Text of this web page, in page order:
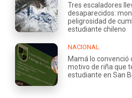
Tres escaladores
desaparecidos:
peligrosidad de
estudiante chileno
NACIONAL
Mamá lo convenció
motivo de riña que
estudiante en San